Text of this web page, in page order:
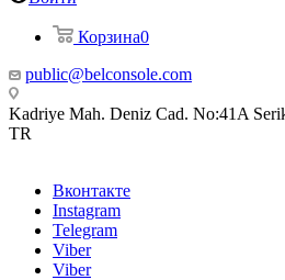
Корзина0
public@belconsole.com
Kadriye Mah. Deniz Cad. No:41A
TR
Вконтакте
Instagram
Telegram
Viber
Viber